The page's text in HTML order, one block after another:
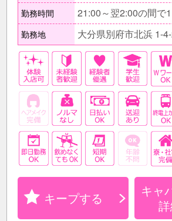
勤務時間
勤務地 大分県別府市北浜 1-
キープする
キャ